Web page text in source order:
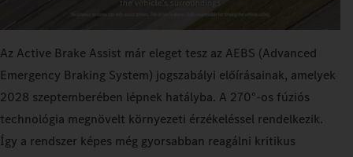
Az Active Brake Assist már eleget tesz az AEBS (Advanced
Emergency Braking System) jogszabályi előírásainak, amelyek
2028 szeptemberében lépnek hatályba. A 270°-os fúziós
technológia megnövelt környezeti érzékeléssel rendelkezik.
Így a rendszer képes még gyorsabban reagálni kritikus